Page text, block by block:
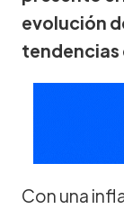
evolución
tendencias
Con una